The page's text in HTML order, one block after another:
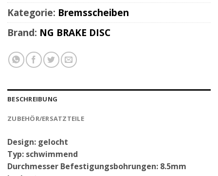
Kategorie: Bremsscheiben
Brand: NG BRAKE DISC
BESCHREIBUNG
ZUBEHÖR/ERSATZTEILE
Design: gelocht
Typ: schwimmend
Durchmesser Befestigungsbohrungen: 8.5mm